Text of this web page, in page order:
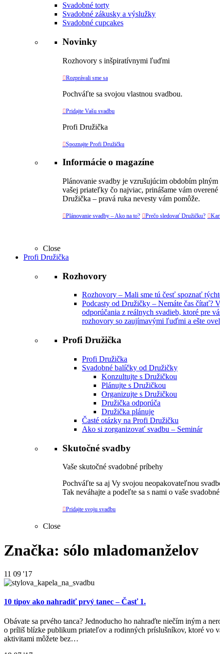
Svadobné torty
Svadobné zákusky a výslužky
Svadobné cupcakes
Novinky
Rozhovory s inšpiratívnymi ľuďmi
Rozprávali sme sa
Pochváľte sa svojou vlastnou svadbou.
Pridajte Vašu svadbu
Profi Družička
Spoznajte Profi Družičku
Informácie o magazíne
Plánovanie svadby je vzrušujúcim obdobím
vašej priateľky čo najviac, prinášame vám
Družička – pravá ruka nevesty vám pomôže.
Plánovanie svadby – Ako na to? Prečo sledovať Družičku? 
Close
Profi Družička
Rozhovory
Rozhovory – Mali sme tú česť spoznať
Podcasty od Družičky – Nemáte čas čítať?
odporúčania z reálnych svadieb, ktoré pre
rozhovory so zaujímavými ľuďmi a ešte
Profi Družička
Profi Družička
Svadobné balíčky od Družičky
Konzultujte s Družičkou
Plánujte s Družičkou
Organizujte s Družičkou
Družička odporúča
Družička plánuje
Časté otázky na Profi Družičku
Ako si zorganizovať svadbu – Seminár
Skutočné svadby
Vaše skutočné svadobné príbehy
Pochváľte sa aj Vy svojou neopakovateľnou
Tak neváhajte a podeľte sa s nami o vaše
Pridajte svoju svadbu
Close
Značka: sólo mladomanželov
11 09 '17
10 tipov ako nahradiť prvý tanec – Časť 1.
Obávate sa prvého tanca? Jednoducho ho nahraďte niečím iným a
o príliš blízke publikum priateľov a rodinných príslušníkov, ktoré vo
aktivitami môžete bez…